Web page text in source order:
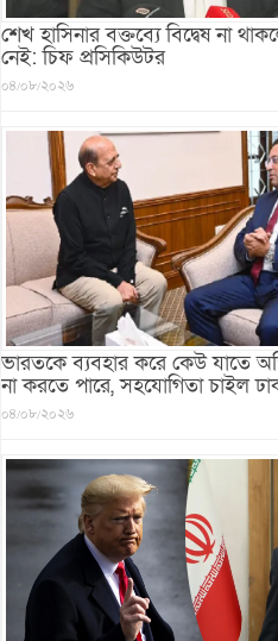
শেখ হাসিনার বক্তব্যে বিদ্বেষ না
নেই: চিফ প্রসিকিউটর
০৪/০৮/২০২৬
ভারতকে ব্যবহার করে কেউ যাতে
না করতে পারে, সহযোগিতা চাইল
০৪/০৮/২০২৬